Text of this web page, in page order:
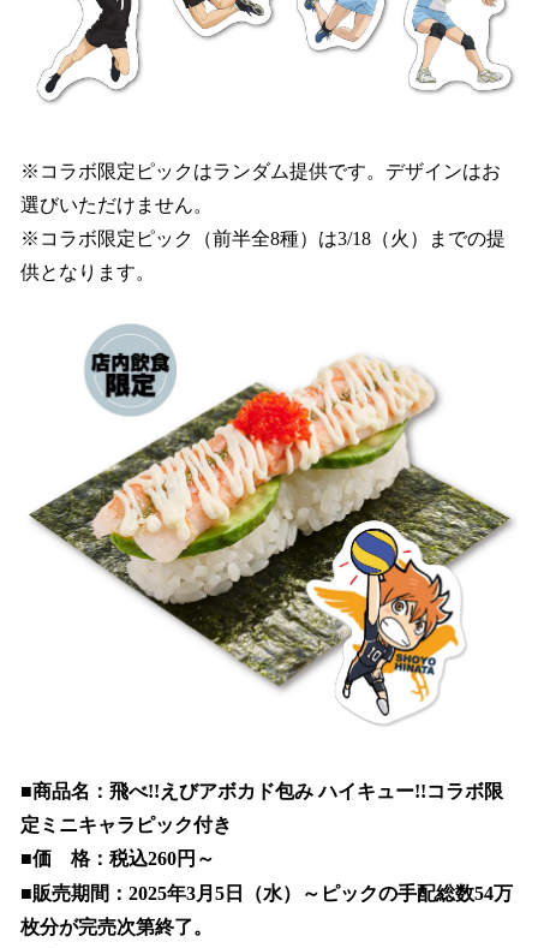
※コラボ限定ピックはランダム提供です。デザインはお
選びいただけません。
※コラボ限定ピック（前半全8種）は3/18（火）までの提
供となります。
■商品名：飛べ!!えびアボカド包み ハイキュー!!コラボ限
定ミニキャラピック付き
■価 格：税込260円～
■販売期間：2025年3月5日（水）～ピックの手配総数54万
枚分が完売次第終了。